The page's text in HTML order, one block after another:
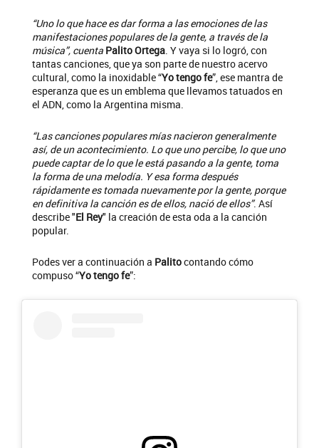
“Uno lo que hace es dar forma a las emociones de las
manifestaciones populares de la gente, a través de la
música”, cuenta Palito Ortega. Y vaya si lo logró, con
tantas canciones, que ya son parte de nuestro acervo
cultural, como la inoxidable “Yo tengo fe”, ese mantra de
esperanza que es un emblema que llevamos tatuados en
el ADN, como la Argentina misma.
“Las canciones populares mías nacieron generalmente
así, de un acontecimiento. Lo que uno percibe, lo que uno
puede captar de lo que le está pasando a la gente, toma
la forma de una melodía. Y esa forma después
rápidamente es tomada nuevamente por la gente, porque
en definitiva la canción es de ellos, nació de ellos”. Así
describe "El Rey" la creación de esta oda a la canción
popular.
Podes ver a continuación a Palitocontando cómo
compuso “Yo tengo fe”: